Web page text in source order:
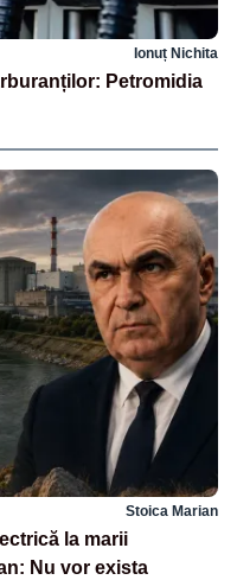
Ionuț Nichita
Petromidia
Stoica Marian
la marii
Nu vor exista